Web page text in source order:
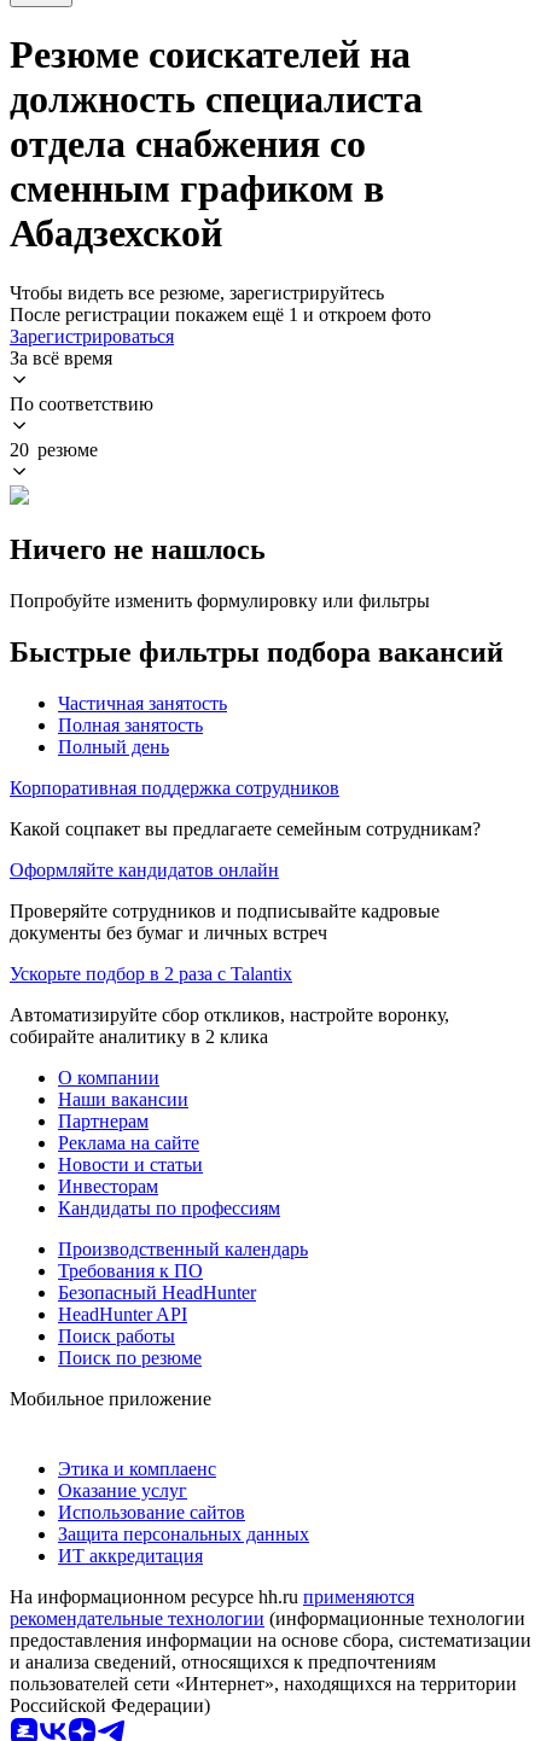
Резюме соискателей на
должность специалиста
отдела снабжения со
сменным графиком в
Абадзехской
Чтобы видеть все резюме, зарегистрируйтесь
После регистрации покажем ещё 1 и откроем фото
Зарегистрироваться
За всё время
По соответствию
20 резюме
Ничего не нашлось
Попробуйте изменить формулировку или фильтры
Быстрые фильтры подбора вакансий
Частичная занятость
Полная занятость
Полный день
Корпоративная поддержка сотрудников
Какой соцпакет вы предлагаете семейным сотрудникам?
Оформляйте кандидатов онлайн
Проверяйте сотрудников и подписывайте кадровые
документы без бумаг и личных встреч
Ускорьте подбор в 2 раза с Talantix
Автоматизируйте сбор откликов, настройте воронку,
собирайте аналитику в 2 клика
О компании
Наши вакансии
Партнерам
Реклама на сайте
Новости и статьи
Инвесторам
Кандидаты по профессиям
Производственный календарь
Требования к ПО
Безопасный HeadHunter
HeadHunter API
Поиск работы
Поиск по резюме
Мобильное приложение
Этика и комплаенс
Оказание услуг
Использование сайтов
Защита персональных данных
ИТ аккредитация
На информационном ресурсе hh.ru применяются
рекомендательные технологии (информационные технологии
предоставления информации на основе сбора, систематизации
и анализа сведений, относящихся к предпочтениям
пользователей сети «Интернет», находящихся на территории
Российской Федерации)